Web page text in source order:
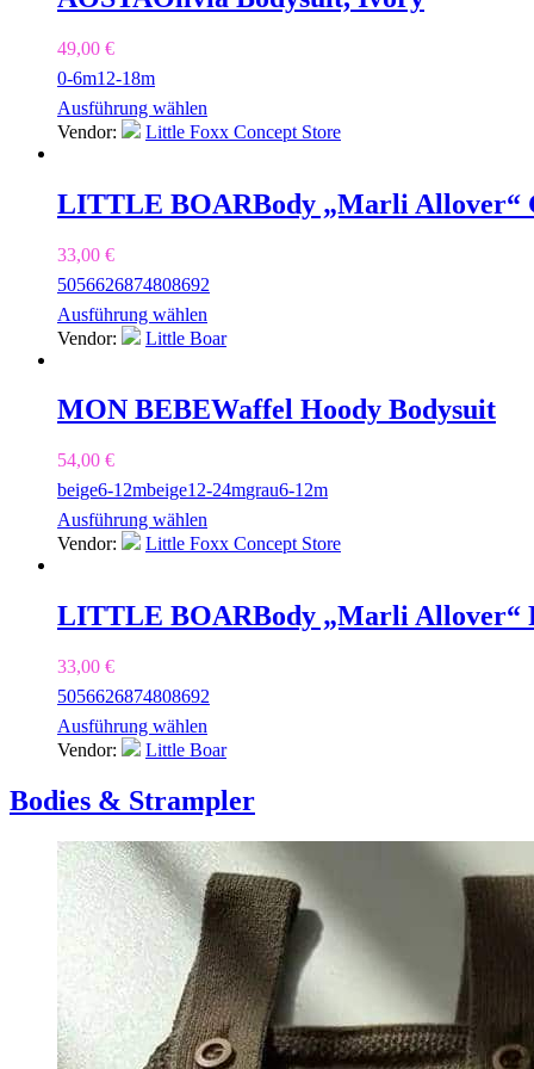
49,00 €
0-6m12-18m
Ausführung wählen
Vendor:
Little Foxx Concept Store
LITTLE BOARBody „Marli Allover“
33,00 €
5056626874808692
Ausführung wählen
Vendor:
Little Boar
MON BEBEWaffel Hoody Bodysuit
54,00 €
beige6-12mbeige12-24mgrau6-12m
Ausführung wählen
Vendor:
Little Foxx Concept Store
LITTLE BOARBody „Marli Allover“
33,00 €
5056626874808692
Ausführung wählen
Vendor:
Little Boar
Bodies & Strampler